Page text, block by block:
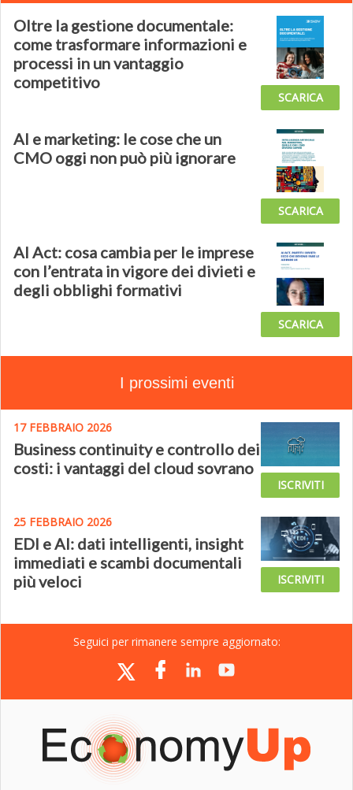
Oltre la gestione documentale:
come trasformare informazioni e
processi in un vantaggio
competitivo
SCARICA
AI e marketing: le cose che un
CMO oggi non può più ignorare
SCARICA
AI Act: cosa cambia per le imprese
con l’entrata in vigore dei divieti e
degli obblighi formativi
SCARICA
I prossimi eventi
17 FEBBRAIO 2026
Business continuity e controllo dei
costi: i vantaggi del cloud sovrano
ISCRIVITI
25 FEBBRAIO 2026
EDI e AI: dati intelligenti, insight
immediati e scambi documentali
più veloci
ISCRIVITI
Seguici per rimanere sempre aggiornato: